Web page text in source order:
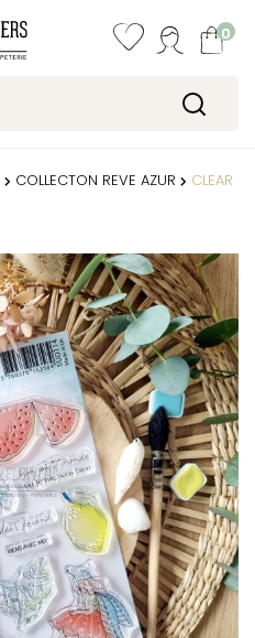
0
COLLECTON REVE AZUR
CLEAR